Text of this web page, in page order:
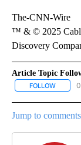
The-CNN-Wire
™ & © 2025
Discovery
Article Topic
FOLLOW
Jump to